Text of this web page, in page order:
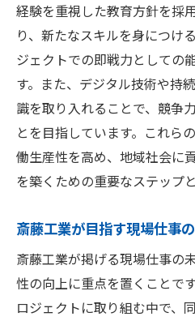
経験を重視した教育方針を採
り、新たなスキルを身につけ
ジェクトでの即戦力としての
す。また、デジタル技術や持
識を取り入れることで、競争
とを目指しています。これら
働生産性を高め、地域社会に
を築くための重要なステップ
斎藤工業が目指す現場仕事
斎藤工業が掲げる現場仕事の
性の向上に重点を置くことで
ロジェクトに取り組む中で、